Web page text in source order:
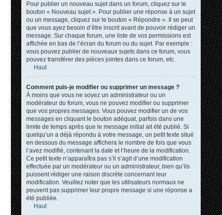
Pour publier un nouveau sujet dans un forum, cliquez sur le
bouton « Nouveau sujet ». Pour publier une réponse à un sujet
ou un message, cliquez sur le bouton « Répondre ». Il se peut
que vous ayez besoin d’être inscrit avant de pouvoir rédiger un
message. Sur chaque forum, une liste de vos permissions est
affichée en bas de l’écran du forum ou du sujet. Par exemple :
vous pouvez publier de nouveaux sujets dans ce forum, vous
pouvez transférer des pièces jointes dans ce forum, etc.
Haut
Comment puis-je modifier ou supprimer un message ?
À moins que vous ne soyez un administrateur ou un
modérateur du forum, vous ne pouvez modifier ou supprimer
que vos propres messages. Vous pouvez modifier un de vos
messages en cliquant le bouton adéquat, parfois dans une
limite de temps après que le message initial ait été publié. Si
quelqu’un a déjà répondu à votre message, un petit texte situé
en dessous du message affichera le nombre de fois que vous
l’avez modifié, contenant la date et l’heure de la modification.
Ce petit texte n’apparaîtra pas s’il s’agit d’une modification
effectuée par un modérateur ou un administrateur, bien qu’ils
puissent rédiger une raison discrète concernant leur
modification. Veuillez noter que les utilisateurs normaux ne
peuvent pas supprimer leur propre message si une réponse a
été publiée.
Haut